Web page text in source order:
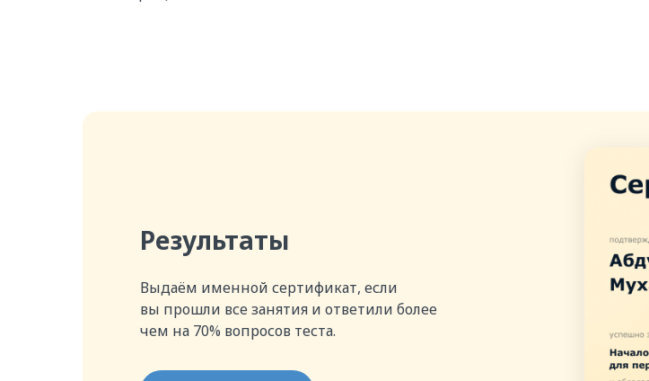
Результаты
Выдаём именной сертификат, если
вы прошли все занятия и ответили более
чем на 70% вопросов теста.